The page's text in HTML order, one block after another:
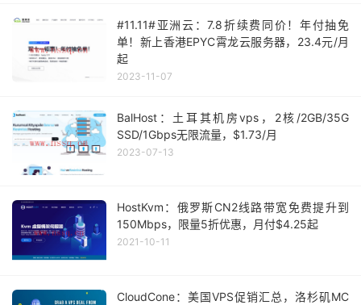
#11.11#亚洲云：7.8折续费同价！年付抽免
单！新上香港EPYC霄龙云服务器，23.4元/月
起
2023-11-07
BalHost：土耳其机房vps，2核/2GB/35G
SSD/1Gbps无限流量，$1.73/月
2023-07-13
HostKvm：俄罗斯CN2线路带宽免费提升到
150Mbps，限量5折优惠，月付$4.25起
2021-10-11
CloudCone：美国VPS促销汇总，洛杉矶MC